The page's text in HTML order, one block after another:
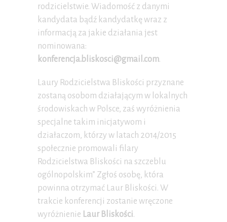
rodzicielstwie. Wiadomość z danymi
kandydata bądź kandydatkę wraz z
informacją za jakie działania jest
nominowana:
konferencja.bliskosci@gmail.com.
Laury Rodzicielstwa Bliskości przyznane
zostaną osobom działającym w lokalnych
środowiskach w Polsce, zaś wyróżnienia
specjalne takim inicjatywom i
działaczom, którzy w latach 2014/2015
społecznie promowali filary
Rodzicielstwa Bliskości na szczeblu
ogólnopolskim” Zgłoś osobę, która
powinna otrzymać Laur Bliskości. W
trakcie konferencji zostanie wręczone
wyróżnienie Laur Bliskości.